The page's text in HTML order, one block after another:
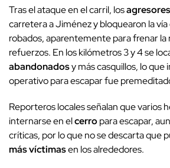
Tras el ataque en el carril, los
carretera a Jiménez y bloquearon la
robados, aparentemente para frenar la
refuerzos. En los kilómetros 3 y 4 se
abandonadosy más casquillos, lo que
operativo para escapar fue
Reporteros locales señalan que varios
internarse en elcerropara escapar,
críticas, por lo que no se descarta que
más víctimasen los alrededores.